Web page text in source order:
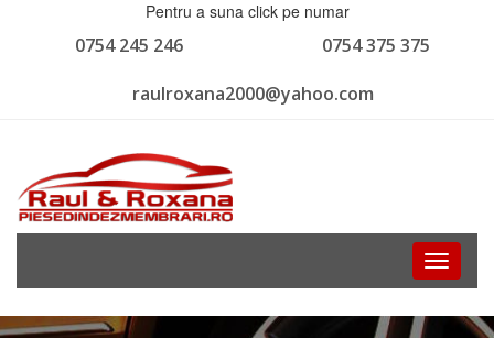
Pentru a suna click pe numar
0754 375 375
0754 245 246
raulroxana2000@yahoo.com
Toggle